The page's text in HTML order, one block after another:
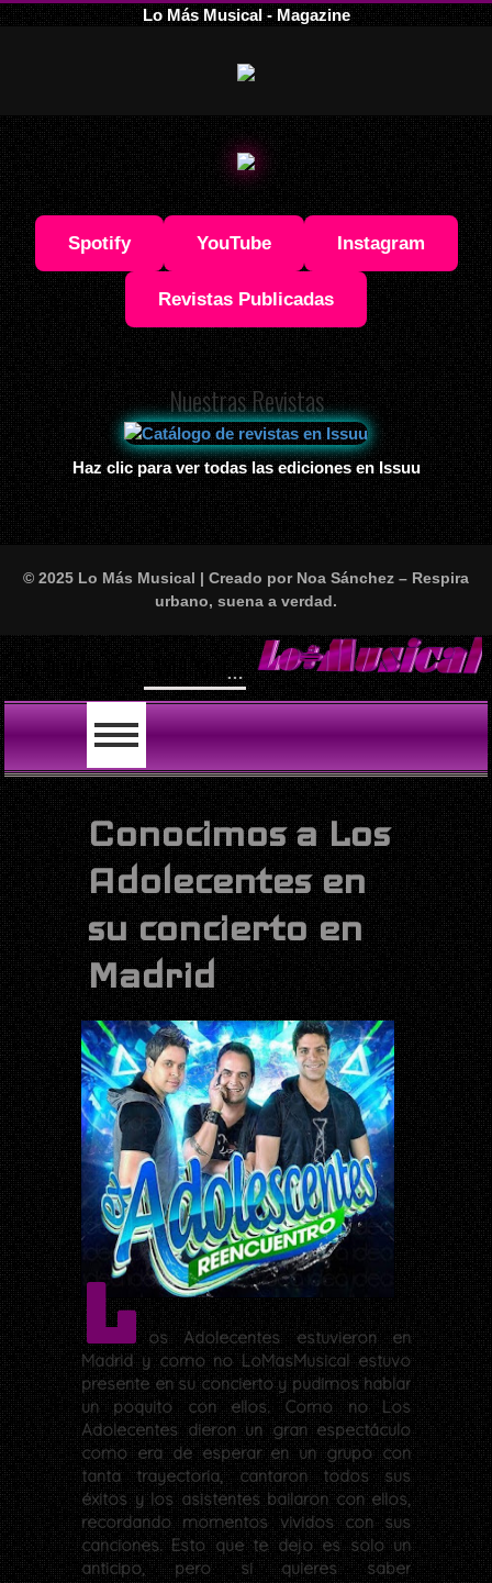
Lo Más Musical - Magazine
Spotify YouTube Instagram
Revistas Publicadas
Nuestras Revistas
Haz clic para ver todas las ediciones en Issuu
© 2025 Lo Más Musical | Creado por Noa Sánchez – Respira
urbano, suena a verdad.
LO ÚLTIMO Will Smith se tira un temazo con India Martínez y nos deja locos: “First Love” ya está aquí y es puro fuego fino
Conocimos a Los
Adolecentes en
su concierto en
Madrid
L os Adolecentes estuvieron en
Madrid y como no LoMasMusical estuvo
presente en su concierto y pudimos hablar
un poquito con ellos. Como no Los
Adolecentes dieron un gran espectáculo
como era de esperar en un grupo con
tanta trayectoria, cantaron todos sus
éxitos y los asistentes bailaron con ellos,
recordando momentos vividos con sus
canciones. Esto que te dejo es solo un
anticipo, pero si quieres saber